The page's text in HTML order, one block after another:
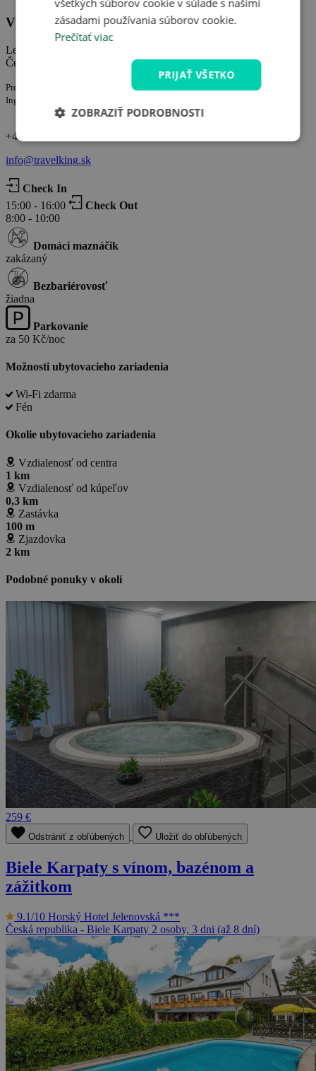
Vládní vila Luhačovice
Leoše Janáčka 270, Luhačovice
Česká republika
Prevádzkuje spoločnosť:
Ing. Rostislav Kovařík IČ: 65792050
+420 722 927 927
info@travelking.sk
Check In
15:00 - 16:00
Check Out
8:00 - 10:00
Domáci maznáčik
zakázaný
Bezbariérovosť
žiadna
Parkovanie
za 50 Kč/noc
Možnosti ubytovacieho zariadenia
Wi-Fi zdarma
Fén
Okolie ubytovacieho zariadenia
Vzdialenosť od centra
1 km
Vzdialenosť od kúpeľov
0,3 km
Zastávka
100 m
Zjazdovka
2 km
Podobné ponuky v okolí
259 €
Odstrániť z obľúbených Uložiť do obľúbených
Biele Karpaty s vínom, bazénom a
zážitkom
9.1/10 Horský Hotel Jelenovská ***
Česká republika - Biele Karpaty 2 osoby, 3 dni (až 8 dní)
všetkých súborov cookie v súlade s našimi
zásadami používania súborov cookie.
Prečítať viac
PRIJAŤ VŠETKO
ZOBRAZIŤ PODROBNOSTI